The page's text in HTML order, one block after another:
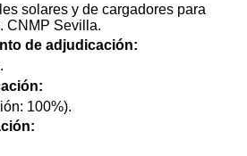
solares y de cargadores para
CNMP Sevilla.
de adjudicación:
100%).